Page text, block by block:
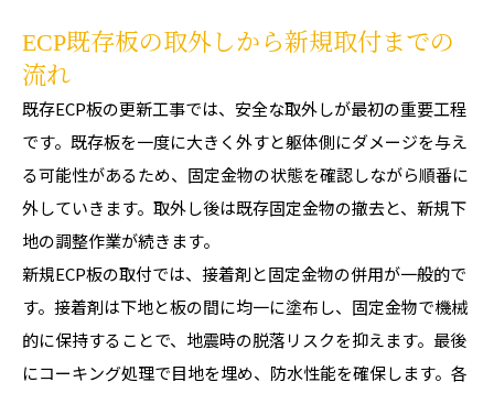
ECP既存板の取外しから新規取付までの
流れ
既存ECP板の更新工事では、安全な取外しが最初の重要工程
です。既存板を一度に大きく外すと躯体側にダメージを与え
る可能性があるため、固定金物の状態を確認しながら順番に
外していきます。取外し後は既存固定金物の撤去と、新規下
地の調整作業が続きます。
新規ECP板の取付では、接着剤と固定金物の併用が一般的で
す。接着剤は下地と板の間に均一に塗布し、固定金物で機械
的に保持することで、地震時の脱落リスクを抑えます。最後
にコーキング処理で目地を埋め、防水性能を確保します。各